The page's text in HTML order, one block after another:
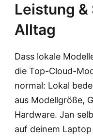
Leistung
Alltag
Dass lokale
die Top-Cloud-
normal: Lokal
aus Modellgröße,
Hardware. Jan
auf deinem